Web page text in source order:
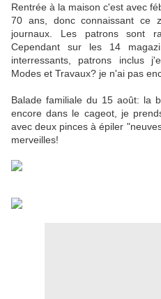
Rentrée à la maison c'est avec
70 ans, donc connaissant ce
journaux. Les patrons sont
Cependant sur les 14
interressants, patrons inclus
Modes et Travaux? je n'ai pas
Balade familiale du 15 août: la
encore dans le cageot, je
avec deux pinces à épiler
merveilles!